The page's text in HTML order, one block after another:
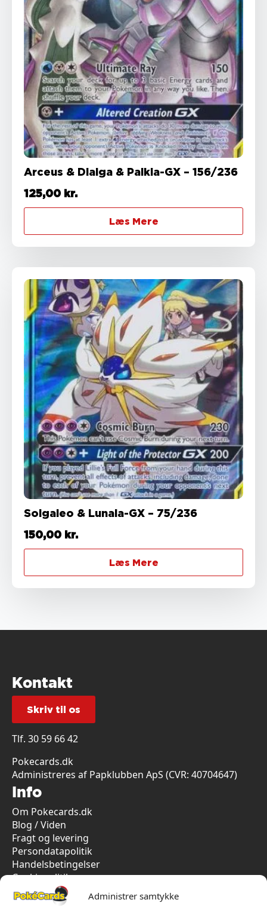
Administrer samtykke
Arceus & Dialga & Palkia-GX – 156/236
125,00 kr.
Læs Mere
Solgaleo & Lunala-GX – 75/236
150,00 kr.
Læs Mere
Kontakt
Skriv til os
Tlf. 30 59 66 42
Pokecards.dk
Administreres af Papklubben ApS (CVR: 40704647)
Info
Om Pokecards.dk
Blog / Viden
Fragt og levering
Persondatapolitik
Handelsbetingelser
Cookiepolitik
Vi har kun 5-stjernet anmeldelser på Trustpilot